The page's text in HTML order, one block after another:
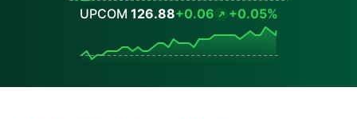
UPCOM 126.88+0.06 +0.05%